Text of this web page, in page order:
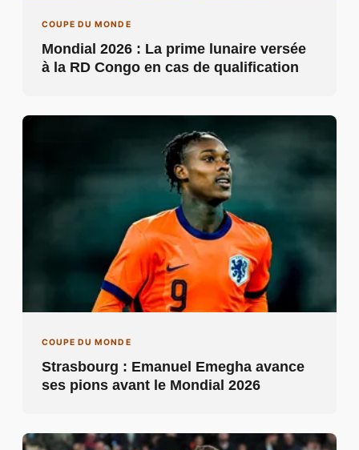
COUPE DU MONDE
Mondial 2026 : La prime lunaire versée
à la RD Congo en cas de qualification
COUPE DU MONDE
Strasbourg : Emanuel Emegha avance
ses pions avant le Mondial 2026